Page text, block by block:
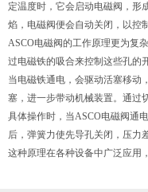
定温度时，它会启动电磁阀，形
焰，电磁阀便会自动关闭，以控
ASCO电磁阀的工作原理更为复
过电磁铁的吸合来控制这些孔的
当电磁铁通电，会驱动活塞移动
塞，进一步带动机械装置。通过
具体操作时，当ASCO电磁阀通
后，弹簧力使先导孔关闭，压力
这种原理在各种设备中广泛应用